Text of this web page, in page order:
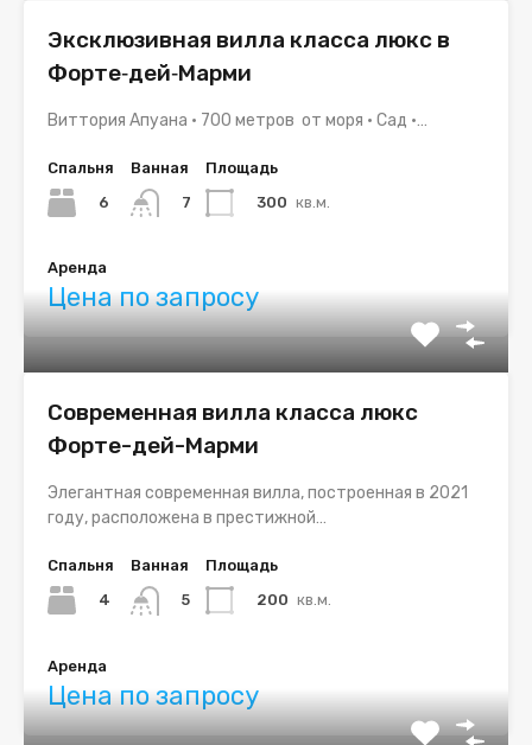
Эксклюзивная вилла класса люкс в
Форте‑дей‑Марми
Виттория Апуана • 700 метров от моря • Сад •…
Спальня
6
Ванная
7
Площадь
300 кв.м.
Аренда
Цена по запросу
Современная вилла класса люкс
Форте-дей-Марми
Элегантная современная вилла, построенная в 2021
году, расположена в престижной…
Спальня
4
Ванная
5
Площадь
200 кв.м.
Аренда
Цена по запросу